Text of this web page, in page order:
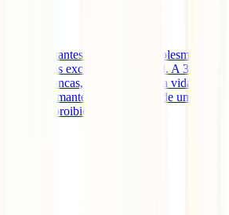
pelos habitantes e visitantes simplesmente
mais exclusivos do Brasil. A 300 km
são brancas, a água é azul e a vida é
ainda mantém a identidade de uma vila
são proibidos e [...]